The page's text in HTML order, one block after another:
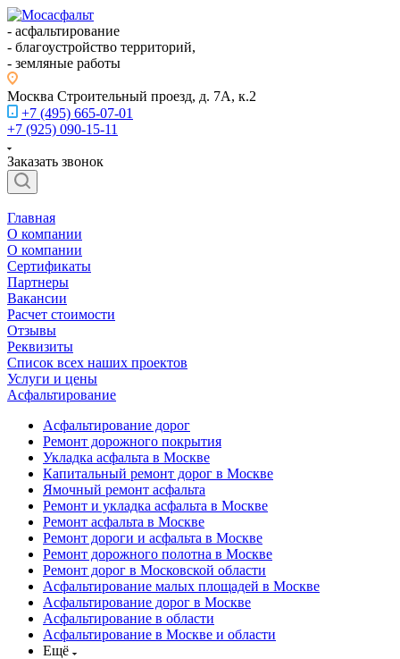
- асфальтирование
- благоустройство территорий,
- земляные работы
Москва Строительный проезд, д. 7А, к.2
+7 (495) 665-07-01
+7 (925) 090-15-11
Заказать звонок
Главная
О компании
О компании
Сертификаты
Партнеры
Вакансии
Расчет стоимости
Отзывы
Реквизиты
Список всех наших проектов
Услуги и цены
Асфальтирование
Асфальтирование дорог
Ремонт дорожного покрытия
Укладка асфальта в Москве
Капитальный ремонт дорог в Москве
Ямочный ремонт асфальта
Ремонт и укладка асфальта в Москве
Ремонт асфальта в Москве
Ремонт дороги и асфальта в Москве
Ремонт дорожного полотна в Москве
Ремонт дорог в Московской области
Асфальтирование малых площадей в Москве
Асфальтирование дорог в Москве
Асфальтирование в области
Асфальтирование в Москве и области
Ещё